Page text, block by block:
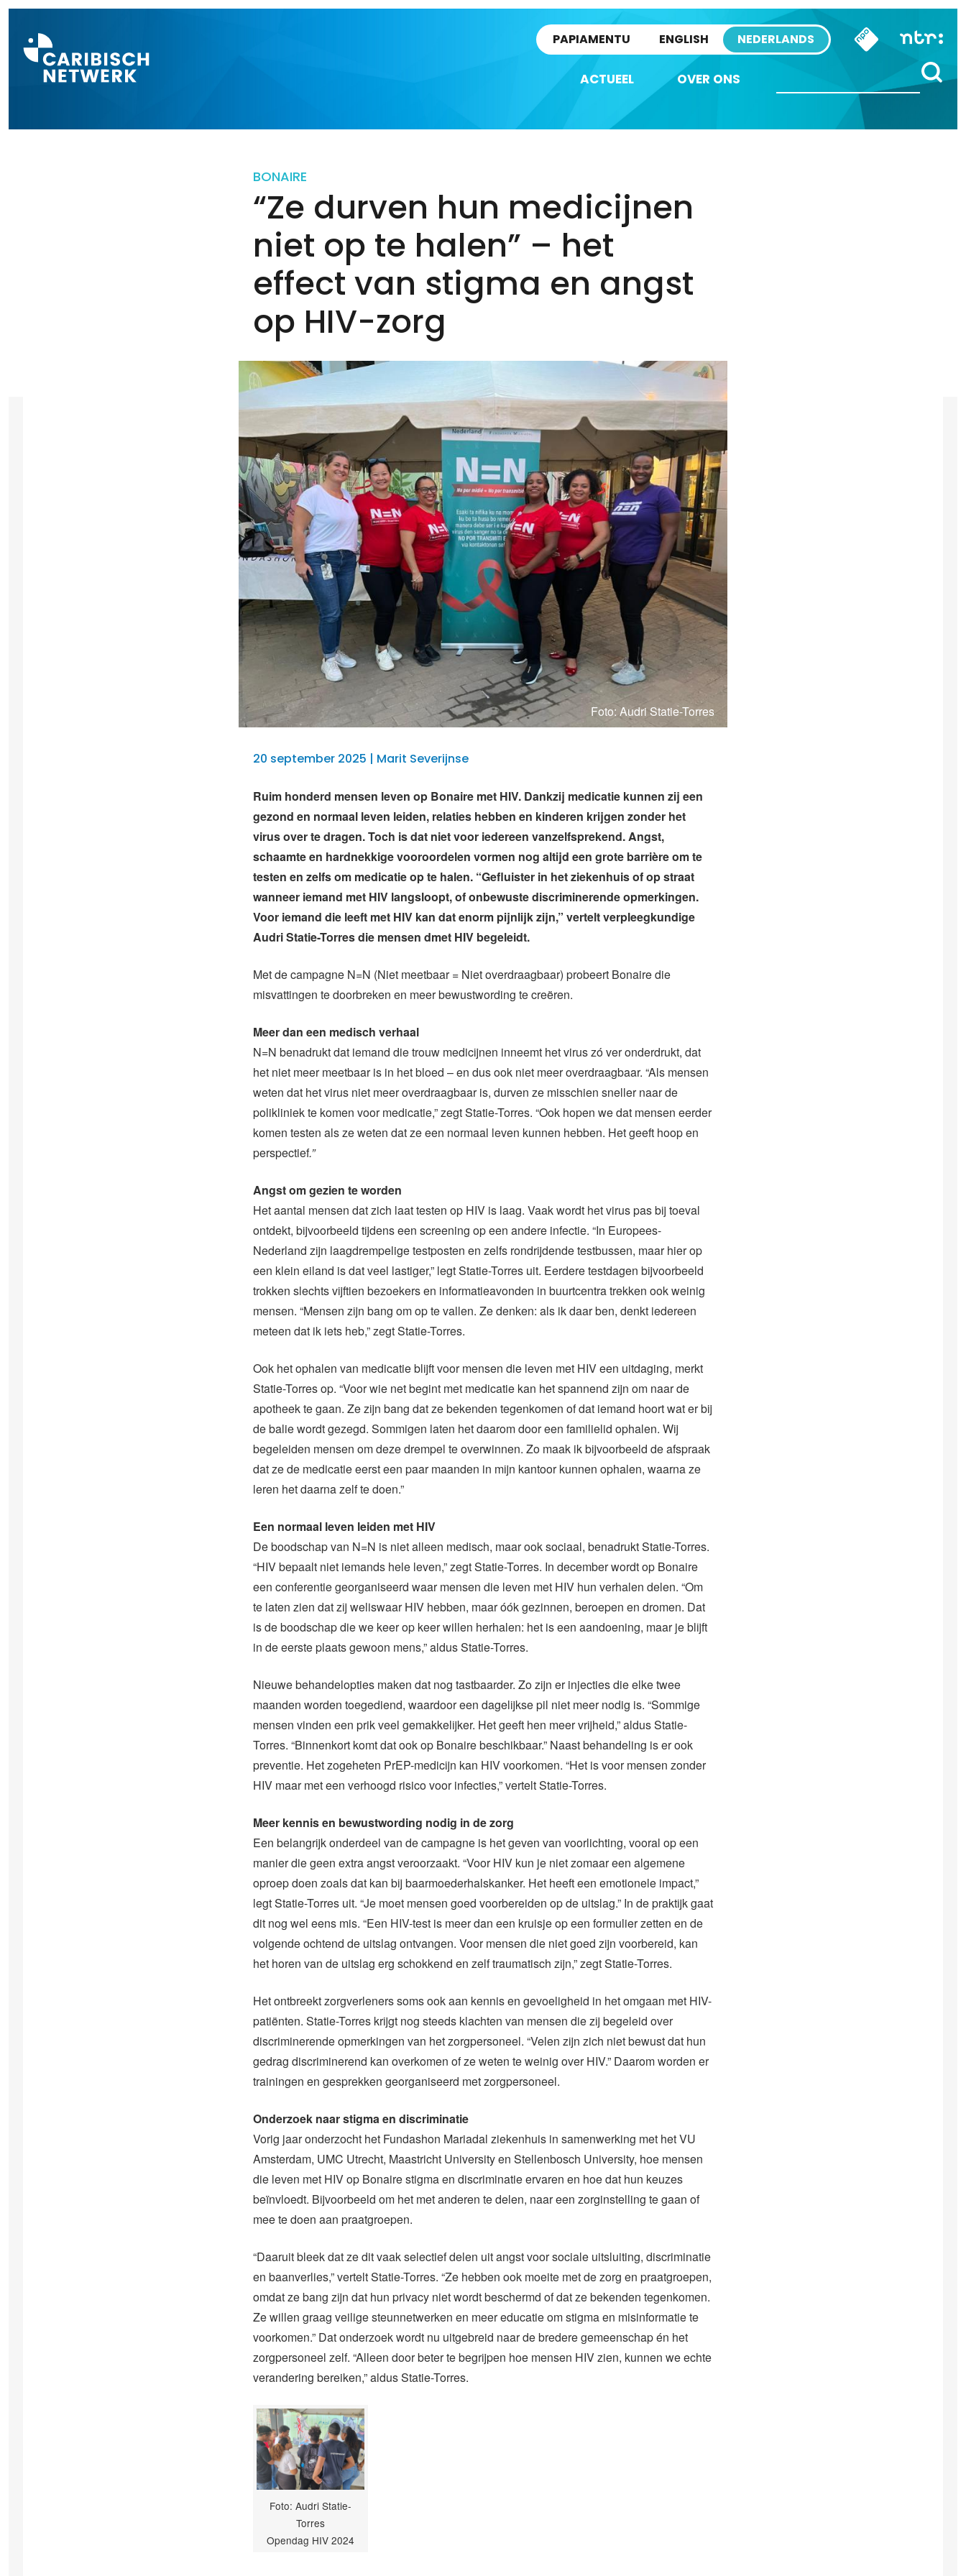
PAPIAMENTU ENGLISH NEDERLANDS
ACTUEEL OVER ONS
BONAIRE
“Ze durven hun medicijnen
niet op te halen” – het
effect van stigma en angst
op HIV-zorg
Foto: Audri Statie-Torres
20 september 2025 | Marit Severijnse
Ruim honderd mensen leven op Bonaire met HIV. Dankzij medicatie kunnen zij een
gezond en normaal leven leiden, relaties hebben en kinderen krijgen zonder het
virus over te dragen. Toch is dat niet voor iedereen vanzelfsprekend. Angst,
schaamte en hardnekkige vooroordelen vormen nog altijd een grote barrière om te
testen en zelfs om medicatie op te halen. “Gefluister in het ziekenhuis of op straat
wanneer iemand met HIV langsloopt, of onbewuste discriminerende opmerkingen.
Voor iemand die leeft met HIV kan dat enorm pijnlijk zijn,” vertelt verpleegkundige
Audri Statie-Torres die mensen dmet HIV begeleidt.
Met de campagne N=N (Niet meetbaar = Niet overdraagbaar) probeert Bonaire die
misvattingen te doorbreken en meer bewustwording te creëren.
Meer dan een medisch verhaal
N=N benadrukt dat iemand die trouw medicijnen inneemt het virus zó ver onderdrukt, dat
het niet meer meetbaar is in het bloed – en dus ook niet meer overdraagbaar. “Als mensen
weten dat het virus niet meer overdraagbaar is, durven ze misschien sneller naar de
polikliniek te komen voor medicatie,” zegt Statie-Torres. “Ook hopen we dat mensen eerder
komen testen als ze weten dat ze een normaal leven kunnen hebben. Het geeft hoop en
perspectief.”
Angst om gezien te worden
Het aantal mensen dat zich laat testen op HIV is laag. Vaak wordt het virus pas bij toeval
ontdekt, bijvoorbeeld tijdens een screening op een andere infectie. “In Europees-
Nederland zijn laagdrempelige testposten en zelfs rondrijdende testbussen, maar hier op
een klein eiland is dat veel lastiger,” legt Statie-Torres uit. Eerdere testdagen bijvoorbeeld
trokken slechts vijftien bezoekers en informatieavonden in buurtcentra trekken ook weinig
mensen. “Mensen zijn bang om op te vallen. Ze denken: als ik daar ben, denkt iedereen
meteen dat ik iets heb,” zegt Statie-Torres.
Ook het ophalen van medicatie blijft voor mensen die leven met HIV een uitdaging, merkt
Statie-Torres op. “Voor wie net begint met medicatie kan het spannend zijn om naar de
apotheek te gaan. Ze zijn bang dat ze bekenden tegenkomen of dat iemand hoort wat er bij
de balie wordt gezegd. Sommigen laten het daarom door een familielid ophalen. Wij
begeleiden mensen om deze drempel te overwinnen. Zo maak ik bijvoorbeeld de afspraak
dat ze de medicatie eerst een paar maanden in mijn kantoor kunnen ophalen, waarna ze
leren het daarna zelf te doen.”
Een normaal leven leiden met HIV
De boodschap van N=N is niet alleen medisch, maar ook sociaal, benadrukt Statie-Torres.
“HIV bepaalt niet iemands hele leven,” zegt Statie-Torres. In december wordt op Bonaire
een conferentie georganiseerd waar mensen die leven met HIV hun verhalen delen. “Om
te laten zien dat zij weliswaar HIV hebben, maar óók gezinnen, beroepen en dromen. Dat
is de boodschap die we keer op keer willen herhalen: het is een aandoening, maar je blijft
in de eerste plaats gewoon mens,” aldus Statie-Torres.
Nieuwe behandelopties maken dat nog tastbaarder. Zo zijn er injecties die elke twee
maanden worden toegediend, waardoor een dagelijkse pil niet meer nodig is. “Sommige
mensen vinden een prik veel gemakkelijker. Het geeft hen meer vrijheid,” aldus Statie-
Torres. “Binnenkort komt dat ook op Bonaire beschikbaar.” Naast behandeling is er ook
preventie. Het zogeheten PrEP-medicijn kan HIV voorkomen. “Het is voor mensen zonder
HIV maar met een verhoogd risico voor infecties,” vertelt Statie-Torres.
Meer kennis en bewustwording nodig in de zorg
Een belangrijk onderdeel van de campagne is het geven van voorlichting, vooral op een
manier die geen extra angst veroorzaakt. “Voor HIV kun je niet zomaar een algemene
oproep doen zoals dat kan bij baarmoederhalskanker. Het heeft een emotionele impact,”
legt Statie-Torres uit. “Je moet mensen goed voorbereiden op de uitslag.” In de praktijk gaat
dit nog wel eens mis. “Een HIV-test is meer dan een kruisje op een formulier zetten en de
volgende ochtend de uitslag ontvangen. Voor mensen die niet goed zijn voorbereid, kan
het horen van de uitslag erg schokkend en zelf traumatisch zijn,” zegt Statie-Torres.
Het ontbreekt zorgverleners soms ook aan kennis en gevoeligheid in het omgaan met HIV-
patiënten. Statie-Torres krijgt nog steeds klachten van mensen die zij begeleid over
discriminerende opmerkingen van het zorgpersoneel. “Velen zijn zich niet bewust dat hun
gedrag discriminerend kan overkomen of ze weten te weinig over HIV.” Daarom worden er
trainingen en gesprekken georganiseerd met zorgpersoneel.
Onderzoek naar stigma en discriminatie
Vorig jaar onderzocht het Fundashon Mariadal ziekenhuis in samenwerking met het VU
Amsterdam, UMC Utrecht, Maastricht University en Stellenbosch University, hoe mensen
die leven met HIV op Bonaire stigma en discriminatie ervaren en hoe dat hun keuzes
beïnvloedt. Bijvoorbeeld om het met anderen te delen, naar een zorginstelling te gaan of
mee te doen aan praatgroepen.
“Daaruit bleek dat ze dit vaak selectief delen uit angst voor sociale uitsluiting, discriminatie
en baanverlies,” vertelt Statie-Torres. “Ze hebben ook moeite met de zorg en praatgroepen,
omdat ze bang zijn dat hun privacy niet wordt beschermd of dat ze bekenden tegenkomen.
Ze willen graag veilige steunnetwerken en meer educatie om stigma en misinformatie te
voorkomen.” Dat onderzoek wordt nu uitgebreid naar de bredere gemeenschap én het
zorgpersoneel zelf. “Alleen door beter te begrijpen hoe mensen HIV zien, kunnen we echte
verandering bereiken,” aldus Statie-Torres.
Foto: Audri Statie-
Torres
Opendag HIV 2024